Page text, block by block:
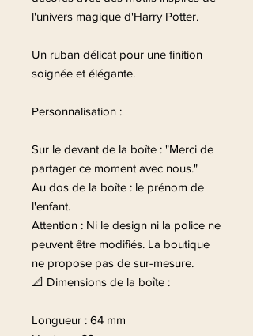
l'univers magique d'Harry Potter.
Un ruban délicat pour une finition
soignée et élégante.
Personnalisation :
Sur le devant de la boîte : "Merci de
partager ce moment avec nous."
Au dos de la boîte : le prénom de
l'enfant.
Attention : Ni le design ni la police ne
peuvent être modifiés. La boutique
ne propose pas de sur-mesure.
📐 Dimensions de la boîte :
Longueur : 64 mm